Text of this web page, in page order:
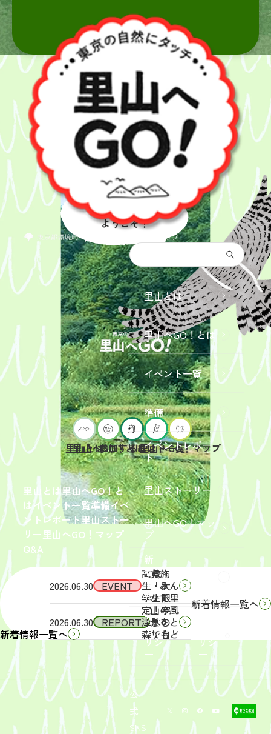
都庁総合トップ
里山とは里山へGO！と
はイベント一覧準備イベ
ントレポート里山ストー
リー里山へGO！マップ
Q&A
里山とは
里山へGO！とは
イベント一覧
準備
イベントレポー
ト
里山ストーリー
里山へGO！マッ
プ
新
着
情
報
サイ
トポ
リシ
ー
リシ
ー
公
式
SNS
里山へ
ようこそ！
里山とは
里山へGO！とは
参加するには？
イベント一覧
里山へGO！マップ
新着情報一覧へ
2026.06.30 EVENT
2026年9
月19日
（土）
開催
「【東
京ポイ
ント対
象】中
学生・
高校
生・大
学生限
定！宇
津木の
森で自
然体
験！」
募集を
開始し
まし
2026.06.30 REPORT
2026年
6月13
（土）
実施
「みん
なで里
山の風
景をと
りもど
そ
う！」
活動レ
ポート
を掲載
しまし
た。
新着情報一覧へ